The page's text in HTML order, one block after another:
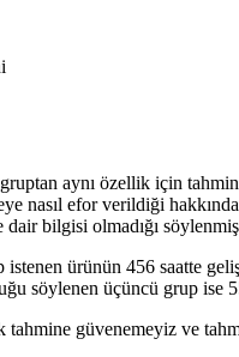
aynı özellik için
nasıl efor verildiği
bilgisi olmadığı
ürünün 456 saatte
söylenen üçüncü grup ise
tahmine güvenemeyiz ve